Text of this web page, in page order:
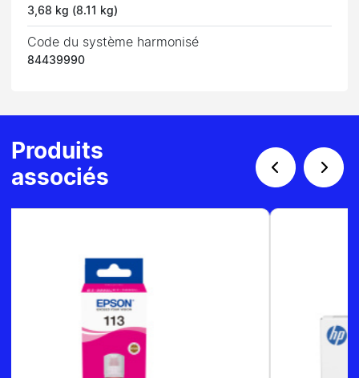
3,68 kg (8.11 kg)
Code du système harmonisé
84439990
Produits
associés